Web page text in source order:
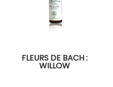
FLEURS DE BACH :
WILLOW